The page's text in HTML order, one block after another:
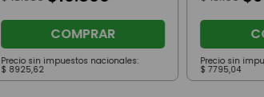
COMPRAR
Precio sin impuestos nacionales:
$ 8925,62
Precio sin
$ 7795,04